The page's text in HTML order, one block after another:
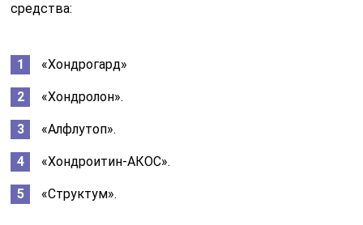
средства:
«Хондрогард»
«Хондролон».
«Алфлутоп».
«Хондроитин-АКОС».
«Структум».